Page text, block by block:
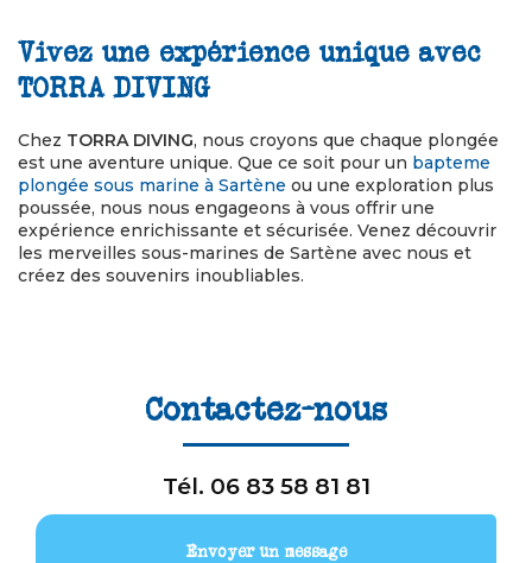
Vivez une expérience unique avec
TORRA DIVING
Chez TORRA DIVING, nous croyons que chaque plongée
est une aventure unique. Que ce soit pour un bapteme
plongée sous marine à Sartène ou une exploration plus
poussée, nous nous engageons à vous offrir une
expérience enrichissante et sécurisée. Venez découvrir
les merveilles sous-marines de Sartène avec nous et
créez des souvenirs inoubliables.
Contactez-nous
Tél. 06 83 58 81 81
Envoyer un message